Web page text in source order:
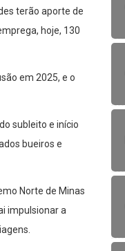
terão aporte de
hoje, 130
em 2025, e o
subleito e início
bueiros e
Norte de Minas
impulsionar a